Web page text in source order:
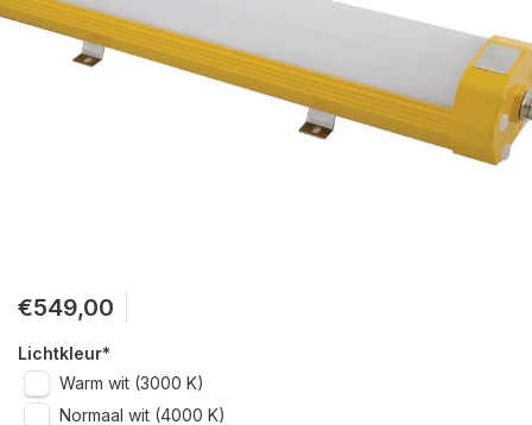
€549,00
Lichtkleur*
Warm wit (3000 K)
Normaal wit (4000 K)